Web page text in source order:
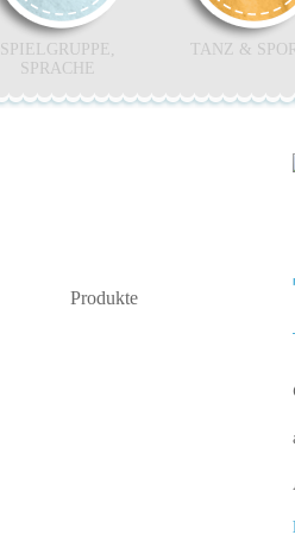
SPIELGRUPPE,
SPRACHE
TANZ &